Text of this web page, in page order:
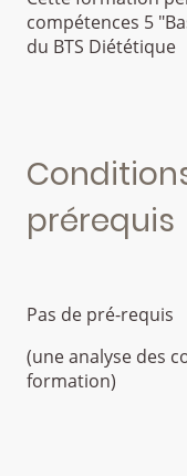
compétences 5
du BTS Diététique
prérequis
Pas de pré-requis
(une analyse des
formation)